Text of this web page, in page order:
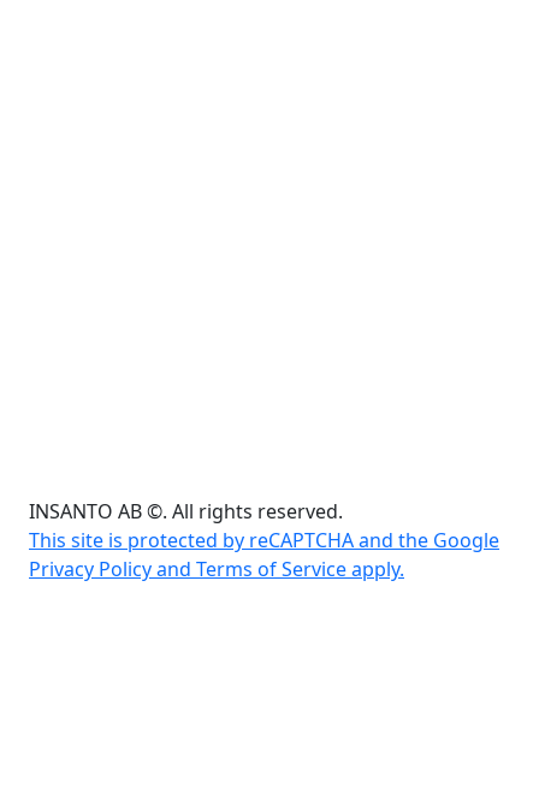
INSANTO AB ©. All rights reserved.
This site is protected by reCAPTCHA and the Google
Privacy Policy and Terms of Service apply.